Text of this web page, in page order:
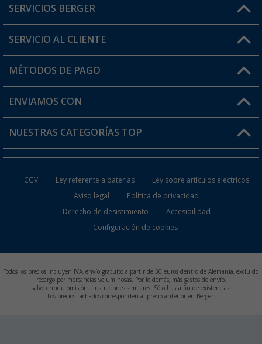
¿Tienes alguna duda?
SERVICIOS BERGER
Conviértete en distribuidor
Mi cuenta
Tarjeta Berger Digital
SERVICIO AL CLIENTE
FAQ y Contacto
Información de envío
¿Dónde está mi pedido?
MÉTODOS DE PAGO
ENVIAMOS CON
NUESTRAS CATEGORÍAS TOP
Muebles de Camping
Baterías de Camping
CGV Ley referente a baterías
Ley sobre artículos eléctricos
Aviso legal
Política de privacidad
Derecho de desistimiento
Accesibilidad
Configuración de cookies
Todos los precios incluyen IVA, envío gratuito a partir de 50 euros dentro de Alemania, excluido
recargo por mercancías voluminosas. Por lo demás, más gastos de envío.
salvo error u omisión. Ilustraciones similares. Sólo hasta fin de existencias.
Los precios tachados corresponden al precio anterior en Berger.